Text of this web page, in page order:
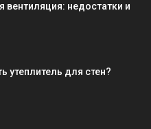
вентиляция: недостатки и
утеплитель для стен?